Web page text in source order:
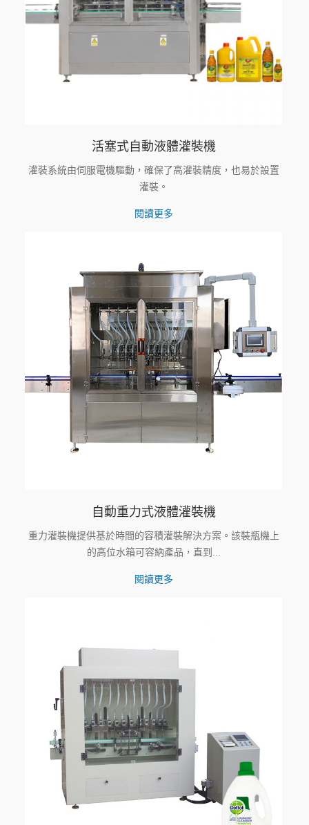
活塞式自動液體灌裝機
灌裝系統由伺服電機驅動，確保了高灌裝精度，也易於設置
灌裝。
閱讀更多
自動重力式液體灌裝機
重力灌裝機提供基於時間的容積灌裝解決方案。該裝瓶機上
的高位水箱可容納產品，直到...
閱讀更多